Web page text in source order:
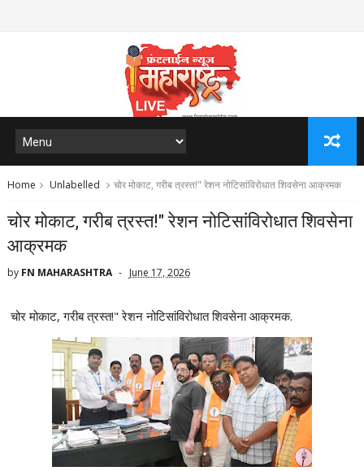
Home Unlabelled चोर मोकाट, गरीब त्रस्त!" रेशन नोटिसांविरोधात शिवसेना आक्रमक
चोर मोकाट, गरीब त्रस्त!" रेशन नोटिसांविरोधात शिवसेना
आक्रमक
by FN MAHARASHTRA June 17, 2026
चोर मोकाट, गरीब त्रस्त!" रेशन नोटिसांविरोधात शिवसेना आक्रमक.